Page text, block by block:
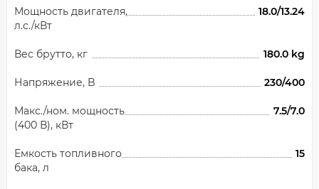
Мощность двигателя,
л.с./кВт
18.0/13.24
Вес брутто, кг 180.0 kg
Напряжение, B 230/400
Макс./ном. мощность
(400 В), кВт
7.5/7.0
Емкость топливного
бака, л
15